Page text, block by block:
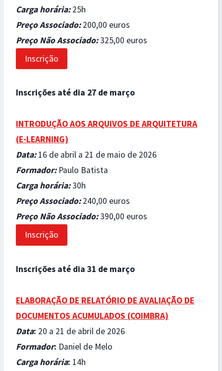
Carga horária:25h
Preço Associado:200,00 euros
Preço Não Associado:325,00 euros
Inscrição
Inscrições até dia 27 de março
INTRODUÇÃO AOS ARQUIVOS DE ARQUITETURA
(E-LEARNING)
Data: 16 de abril a 21 de maio de 2026
Formador: Paulo Batista
Carga horária:30h
Preço Associado:240,00 euros
Preço Não Associado:390,00 euros
Inscrição
Inscrições até dia 31 de março
ELABORAÇÃO DE RELATÓRIO DE AVALIAÇÃO DE
DOCUMENTOS ACUMULADOS (COIMBRA)
Data: 20 a 21 de abril de 2026
Formador: Daniel de Melo
Carga horária: 14h